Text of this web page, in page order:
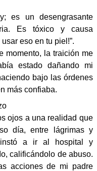
es un desengrasante
Es tóxico y causa
eso en tu piel!”.
momento, la traición me
estado dañando mi
bajo las órdenes
más confiaba.
ojos a una realidad que
día, entre lágrimas y
instó a ir al hospital y
calificándolo de abuso.
acciones de mi padre